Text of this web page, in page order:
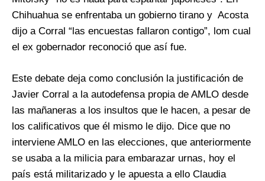
Chihuahua se enfrentaba un gobierno tirano y Acosta
dijo a Corral “las encuestas fallaron contigo”, lom cual
el ex gobernador reconoció que así fue.
Este debate deja como conclusión la justificación de
Javier Corral a la autodefensa propia de AMLO desde
las mañaneras a los insultos que le hacen, a pesar de
los calificativos que él mismo le dijo. Dice que no
interviene AMLO en las elecciones, que anteriormente
se usaba a la milicia para embarazar urnas, hoy el
país está militarizado y le apuesta a ello Claudia